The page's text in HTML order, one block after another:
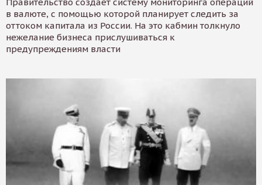
в валюте, с помощью которой планирует следить за
оттоком капитала из России. На это кабмин толкнуло
нежелание бизнеса прислушиваться к
предупреждениям власти